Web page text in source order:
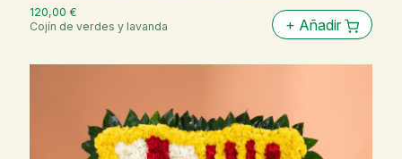
120,00 €
Cojín de verdes y lavanda
+ Añadir